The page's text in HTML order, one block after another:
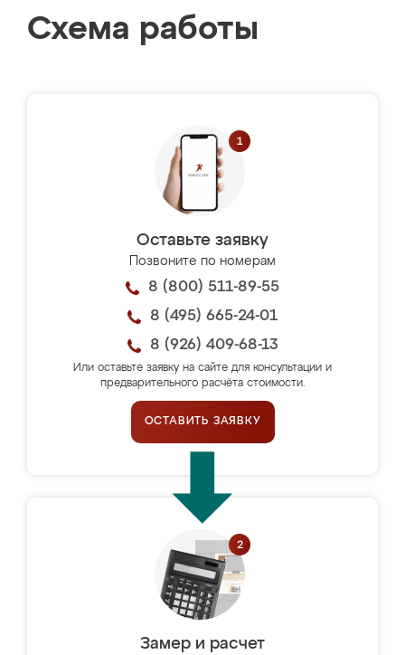
Схема работы
Оставьте заявку
Позвоните по номерам
8 (800) 511-89-55
8 (495) 665-24-01
8 (926) 409-68-13
Или оставьте заявку на сайте для консультации и
предварительного расчёта стоимости.
ОСТАВИТЬ ЗАЯВКУ
Замер и расчет